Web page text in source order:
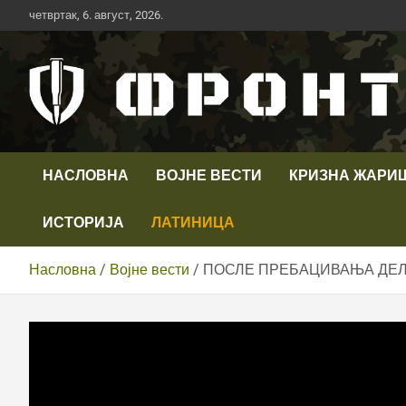
Скип
то
четвртак, 6. август, 2026.
Телевизија ФРОНТ
НАСЛОВНА ВОЈНЕ ВЕСТИ КРИЗНА
ИСТОРИЈА ЛАТИНИЦА
Насловна Војне вести ПОСЛЕ ПРЕБАЦИВАЊА